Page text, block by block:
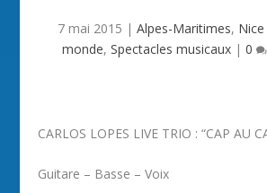
7 mai 2015 | Alpes-Maritimes, Nice
monde, Spectacles musicaux | 0
CARLOS LOPES LIVE TRIO : “CAP AU
Guitare – Basse – Voix